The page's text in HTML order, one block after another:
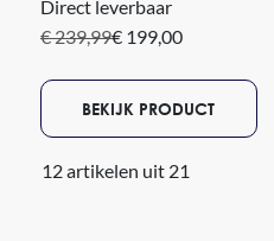
Direct leverbaar
€ 239,99€ 199,00
BEKIJK PRODUCT
12 artikelen uit 21